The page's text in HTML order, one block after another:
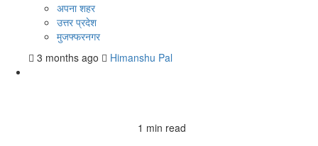
अपना शहर
उत्तर प्रदेश
मुजफ्फरनगर
3 months ago
Himanshu Pal
1 min read